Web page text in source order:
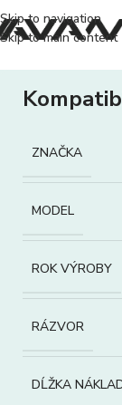
Skip to navigation
Skip to main content
ZNAČKA
MODEL
ROK VÝROBY
RÁZVOR
DĹŽKA